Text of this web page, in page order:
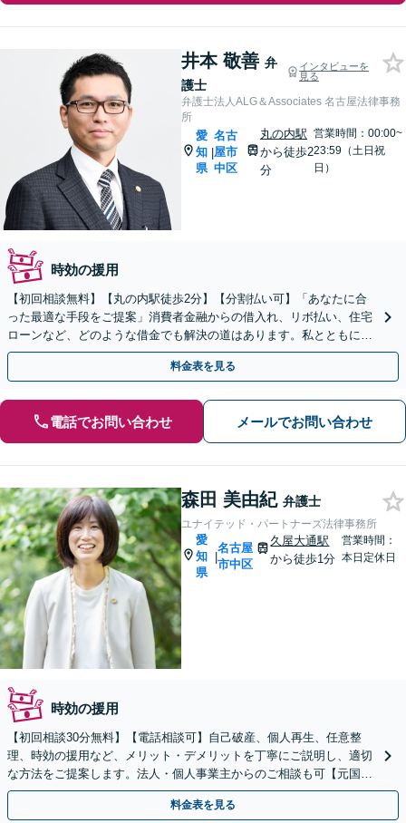
井本 敬善 弁
護士
インタビューを
見る
弁護士法人ALG＆Associates 名古屋法律事務
所
愛
知
県
|
名古
屋市
中区
丸の内駅
から徒歩2
分
営業時間：00:00~
23:59（土日祝
日）
時効の援用
【初回相談無料】【丸の内駅徒歩2分】【分割払い可】「あなたに合
った最適な手段をご提案」消費者金融からの借入れ、リボ払い、住宅
ローンなど、どのような借金でも解決の道はあります。私とともに最
善の解決を図りましょう【安心の完全個室対応／秘密厳守】
料金表を見る
電話でお問い合わせ メールでお問い合わせ
森田 美由紀 弁護士
ユナイテッド・パートナーズ法律事務所
愛
知
県
|
名古屋
市中区
久屋大通駅
から徒歩1分
営業時間：
本日定休日
時効の援用
【初回相談30分無料】【電話相談可】自己破産、個人再生、任意整
理、時効の援用など、メリット・デメリットを丁寧にご説明し、適切
な方法をご提案します。法人・個人事業主からのご相談も可【元国税
専門官】【久屋大通駅1分】
料金表を見る